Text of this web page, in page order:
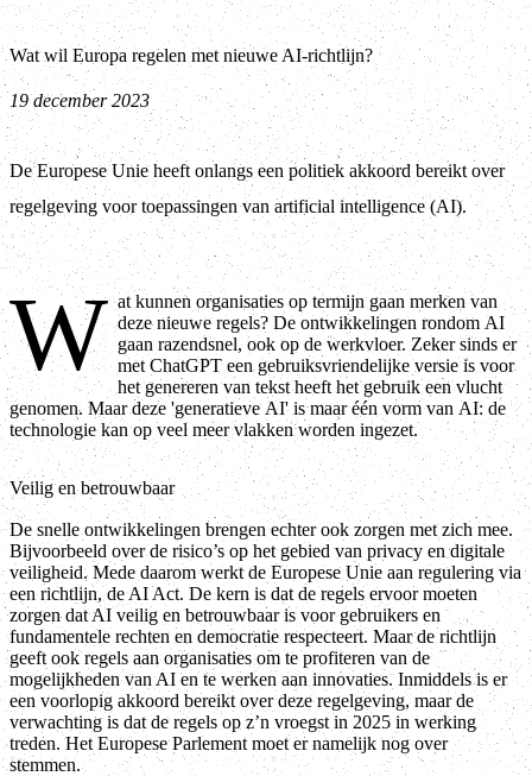
Wat wil Europa regelen met nieuwe AI-richtlijn?
19 december 2023
De Europese Unie heeft onlangs een politiek akkoord bereikt over
regelgeving voor toepassingen van artificial intelligence (AI).
W at kunnen organisaties op termijn gaan merken van
deze nieuwe regels? De ontwikkelingen rondom AI
gaan razendsnel, ook op de werkvloer. Zeker sinds er
met ChatGPT een gebruiksvriendelijke versie is voor
het genereren van tekst heeft het gebruik een vlucht
genomen. Maar deze 'generatieve AI' is maar één vorm van AI: de
technologie kan op veel meer vlakken worden ingezet.
Veilig en betrouwbaar
De snelle ontwikkelingen brengen echter ook zorgen met zich mee.
Bijvoorbeeld over de risico’s op het gebied van privacy en digitale
veiligheid. Mede daarom werkt de Europese Unie aan regulering via
een richtlijn, de AI Act. De kern is dat de regels ervoor moeten
zorgen dat AI veilig en betrouwbaar is voor gebruikers en
fundamentele rechten en democratie respecteert. Maar de richtlijn
geeft ook regels aan organisaties om te profiteren van de
mogelijkheden van AI en te werken aan innovaties. Inmiddels is er
een voorlopig akkoord bereikt over deze regelgeving, maar de
verwachting is dat de regels op z’n vroegst in 2025 in werking
treden. Het Europese Parlement moet er namelijk nog over
stemmen.